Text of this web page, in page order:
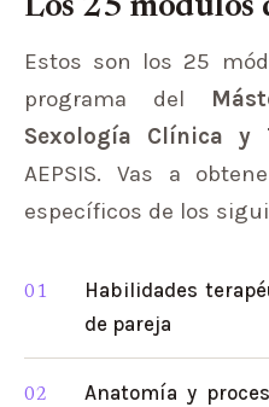
Los 25 módulos
Estos son los 25
programa del
Sexología Clínica y
AEPSIS. Vas a
específicos de los
Habilidades
de pareja
Anatomía y